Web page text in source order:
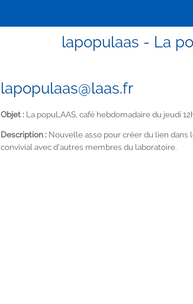
lapopulaas - La
lapopulaas@laas.fr
Objet : La popuLAAS, café hebdomadaire du jeudi
Description : Nouvelle asso pour créer du lien dans
convivial avec d'autres membres du laboratoire.